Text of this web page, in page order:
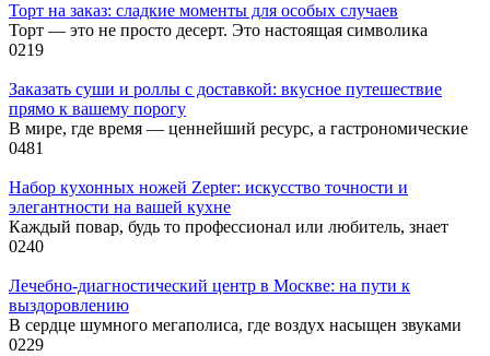
Торт на заказ: сладкие моменты для особых случаев
Торт — это не просто десерт. Это настоящая символика
0219
Заказать суши и роллы с доставкой: вкусное путешествие
прямо к вашему порогу
В мире, где время — ценнейший ресурс, а гастрономические
0481
Набор кухонных ножей Zepter: искусство точности и
элегантности на вашей кухне
Каждый повар, будь то профессионал или любитель, знает
0240
Лечебно-диагностический центр в Москве: на пути к
выздоровлению
В сердце шумного мегаполиса, где воздух насыщен звуками
0229